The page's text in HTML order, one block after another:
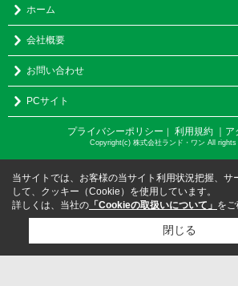
ホーム
会社概要
お問い合わせ
PCサイト
プライバシーポリシー 利用規約 ｜
Copyright(c) 株式会社ランド・ワン All
当サイトでは、お客様の当サイト利用状況把握、サ
して、クッキー（Cookie）を使用しています。
詳しくは、当社の 「Cookieの取扱いについて」 をご
閉じる